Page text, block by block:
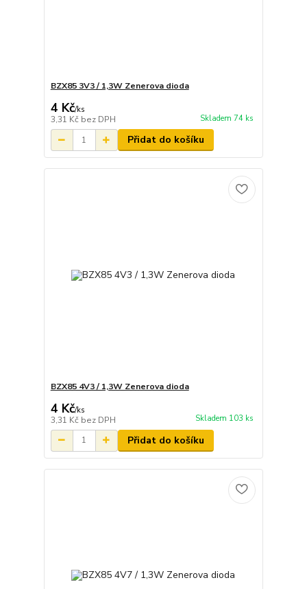
BZX85 3V3 / 1,3W Zenerova dioda
4 Kč/ks
3,31 Kč bez DPH Skladem 74 ks
Přidat do košíku
BZX85 4V3 / 1,3W Zenerova dioda
4 Kč/ks
3,31 Kč bez DPH Skladem 103 ks
Přidat do košíku